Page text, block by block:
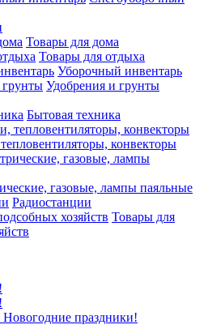
Товары для дома
Товары для отдыха
Уборочный инвентарь
Удобрения и грунты
Бытовая техника
конвекторы
газовые, лампы паяльные
Радиостанции
Товары для
праздники!